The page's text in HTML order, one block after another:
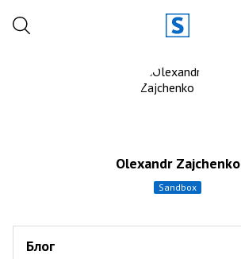
Olexandr Zajchenko
sandbox
Блог